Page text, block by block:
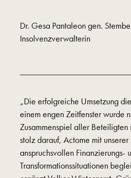
Dr. Gesa Pantaleon gen.
Insolvenzverwalterin
„Die erfolgreiche Umsetzung
einem engen Zeitfenster wurde
Zusammenspiel aller
stolz darauf, Actome mit unserer
anspruchsvollen Finanzierungs-
Transformationssituationen